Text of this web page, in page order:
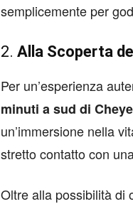
semplicemente per
2. Alla Scoperta
Per un’esperienza
minuti a sud di
un’immersione nella
stretto contatto con
Oltre alla possibilità di